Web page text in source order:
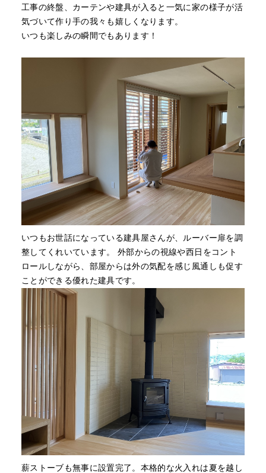
工事の終盤、カーテンや建具が入ると一気に家の様子が活
気づいて作り手の我々も嬉しくなります。
いつも楽しみの瞬間でもあります！
いつもお世話になっている建具屋さんが、ルーバー扉を調
整してくれいています。 外部からの視線や西日をコント
ロールしながら、部屋からは外の気配を感じ風通しも促す
ことができる優れた建具です。
薪ストーブも無事に設置完了。本格的な火入れは夏を越し